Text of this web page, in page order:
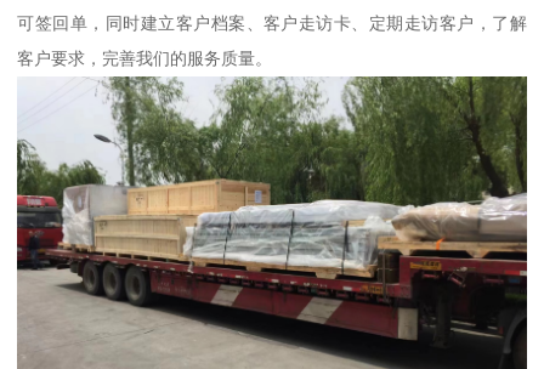
可签回单，同时建立客户档案、客户走访卡、定期走访客户，了解
客户要求，完善我们的服务质量。